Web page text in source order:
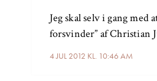
4 JUL 2012 KL. 10:46 AM
Jeg skal selv i gang med
forsvinder” af Christian